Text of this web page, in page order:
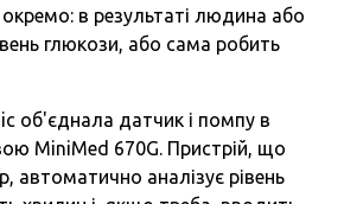
в результаті людина або
глюкози, або сама робить
об'єднала датчик і помпу в
MiniMed 670G. Пристрій, що
автоматично аналізує рівень